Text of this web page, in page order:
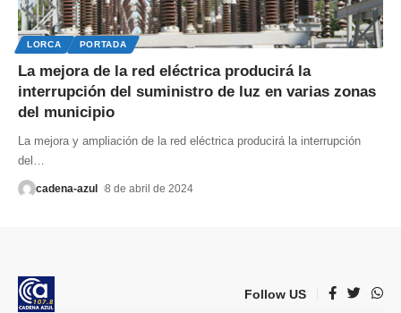
LORCA PORTADA
La mejora de la red eléctrica producirá la
interrupción del suministro de luz en varias zonas
del municipio
La mejora y ampliación de la red eléctrica producirá la interrupción
del
cadena-azul 8 de abril de 2024
Follow US